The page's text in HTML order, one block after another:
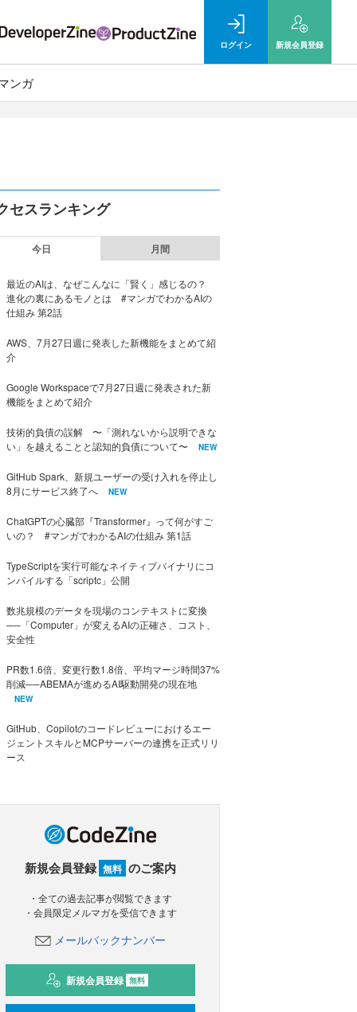
ログイン 新規会員登録
ンガ
セスランキング
今日 月間
最近のAIは、なぜこんなに「賢く」感じるの？
進化の裏にあるモノとは #マンガでわかるAIの
仕組み 第2話
AWS、7月27日週に発表した新機能をまとめて紹
介
Google Workspaceで7月27日週に発表された新
機能をまとめて紹介
技術的負債の誤解 〜「測れないから説明できな
い」を越えることと認知的負債について〜
NEW
GitHub Spark、新規ユーザーの受け入れを停止し
8月にサービス終了へ
NEW
ChatGPTの心臓部『Transformer』って何がすご
いの？ #マンガでわかるAIの仕組み 第1話
TypeScriptを実行可能なネイティブバイナリにコ
ンパイルする「scriptc」公開
数兆規模のデータを現場のコンテキストに変換
──「Computer」が変えるAIの正確さ、コスト、
安全性
PR数1.6倍、変更行数1.8倍、平均マージ時間37%
削減──ABEMAが進めるAI駆動開発の現在地
NEW
GitHub、Copilotのコードレビューにおけるエー
ジェントスキルとMCPサーバーの連携を正式リリ
ース
新規会員登録 無料 のご案内
・全ての過去記事が閲覧できます
・会員限定メルマガを受信できます
メールバックナンバー
新規会員登録 無料